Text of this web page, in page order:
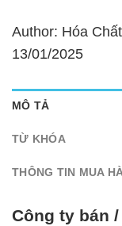
Author: Hóa
13/01/2025
MÔ TẢ
TỪ KHÓA
THÔNG TIN MUA
Công ty bán